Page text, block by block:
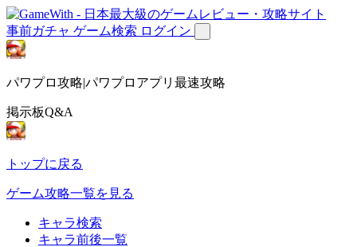
事前ガチャ ゲーム検索 ログイン
パワプロ攻略|パワプロアプリ最速攻略
掲示板Q&A
トップに戻る
ゲーム攻略一覧を見る
キャラ検索
キャラ前後一覧